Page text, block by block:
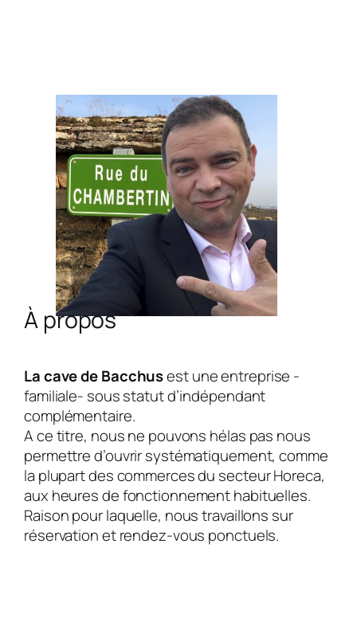
À propos
La cave de Bacchusest une entreprise -
familiale- sous statut d’indépendant
complémentaire.
A ce titre, nous ne pouvons hélas pas nous
permettre d’ouvrir systématiquement, comme
la plupart des commerces du secteur Horeca,
aux heures de fonctionnement habituelles.
Raison pour laquelle, nous travaillons sur
réservation et rendez-vous ponctuels.